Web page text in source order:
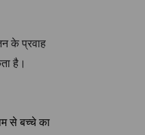
के प्रवाह
है।
से बच्चे का